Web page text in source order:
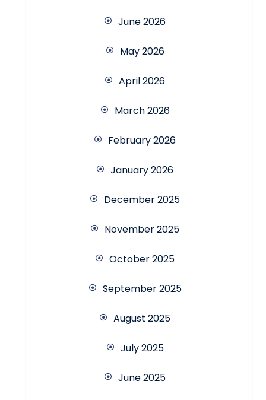
June 2026
May 2026
April 2026
March 2026
February 2026
January 2026
December 2025
November 2025
October 2025
September 2025
August 2025
July 2025
June 2025